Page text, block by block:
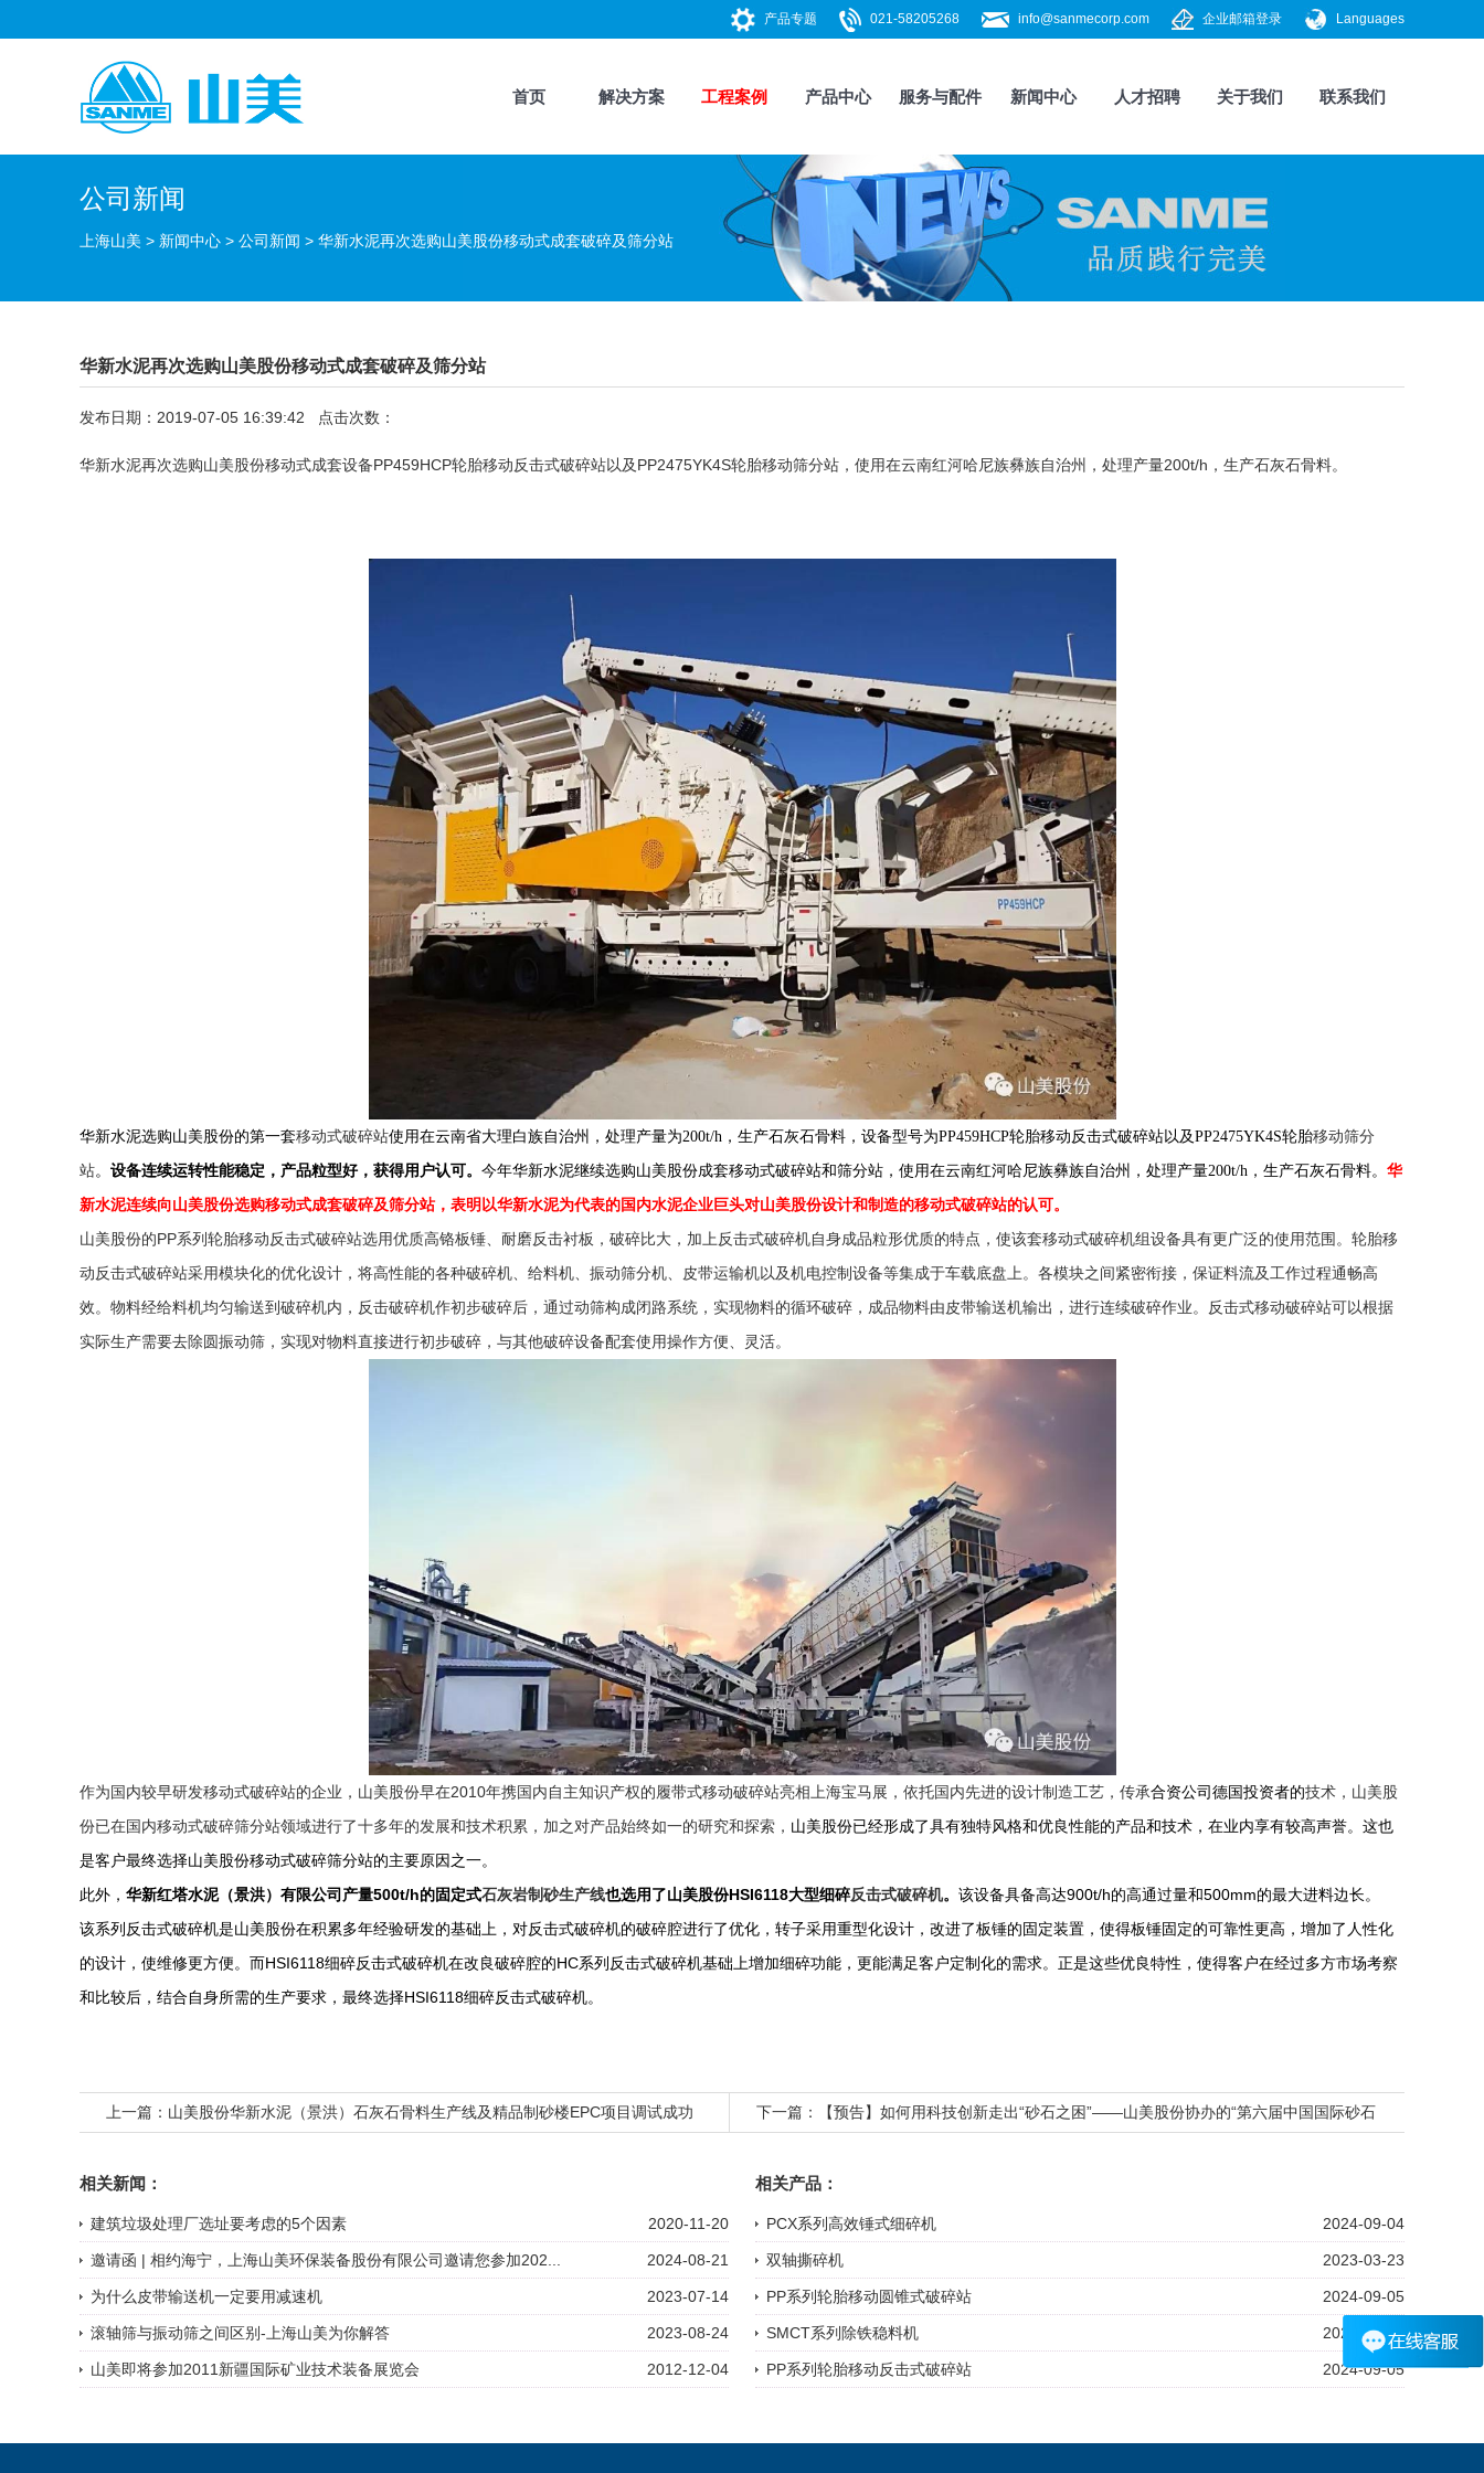
Languages
企业邮箱登录
info@sanmecorp.com
021-58205268
产品专题
首页 解决方案 工程案例 产品中心 服务与配件 新闻中心 人才招聘 关于我们 联系我们
公司新闻
上海山美 > 新闻中心 > 公司新闻 > 华新水泥再次选购山美股份移动式成套破碎及筛分站
华新水泥再次选购山美股份移动式成套破碎及筛分站
发布日期：2019-07-05 16:39:42 点击次数：
华新水泥再次选购山美股份移动式成套设备PP459HCP轮胎移动反击式破碎站以及PP2475YK4S轮胎移动筛分站 ，使用在云南红河哈尼族彝族自治州，处理产量200t/h，生产石灰石骨料。
华新水泥选购山美股份的第一套移动式破碎站使用在云南省大理白族自治州，处理产量为200t/h，生产石灰石骨料，设备型号为PP459HCP轮胎移动反击式破碎站以及PP2475YK4S轮胎移动筛分
站。 设备连续运转性能稳定，产品粒型好，获得用户认可。 今年华新水泥继续选购山美股份成套移动式破碎站和筛分站，使用在云南红河哈尼族彝族自治州 ，处理产量200t/h，生产石灰石骨料。 华
新水泥连续向山美股份选购移动式成套破碎及筛分站，表明以华新水泥为代表的国内水泥企业巨头对山美股份设计和制造的移动式破碎站的认可。
山美股份的PP系列轮胎移动反击式破碎站选用优质高铬板锤、耐磨反击衬板，破碎比大，加上反击式破碎机自身成品粒形优质的特点，使该套移动式破碎机组设备具有更广泛的使用范围。轮胎移
动反击式破碎站采用模块化的优化设计，将高性能的各种破碎机、 给料机、 振动筛分机、皮带运输机以及机电控制设备等集成于车载底盘上。各模块之间紧密衔接，保证料流及工作过程通畅高
效。物料经给料机均匀输送到破碎机内， 反击破碎机作初步破碎后，通过动筛构成闭路系统，实现物料的循环破碎，成品物料由 皮带输送机输出，进行连续破碎作业。反击式移动破碎站可以根据
实际生产需要去除圆振动筛 ，实现对物料直接进行初步破碎，与其他破碎设备配套使用操作方便、灵活。
作为国内较早研发移动式破碎站的企业，山美股份早在2010年携国内自主知识产权的 履带式移动破碎站亮相上海宝马展，依托国内先进的设计制造工艺，传承合资公司德国投资者的技术，山美股
份已在国内移动式破碎筛分站领域进行了十多年的发展和技术积累，加之对产品始终如一的研究和探索， 山美股份已经形成了具有独特风格和优良性能的产品和技术，在业内享有较高声誉。这也
是客户最终选择山美股份移动式破碎筛分站的主要原因之一。
此外， 华新红塔水泥（景洪）有限公司产量500t/h的固定式石灰岩制砂生产线也选用了山美股份HSI6118大型细碎反击式破碎机。 该设备具备高达900t/h的高通过量和500mm的最大进料边长。
该系列反击式破碎机是山美股份在积累多年经验研发的基础上，对反击式破碎机的破碎腔进行了优化，转子采用重型化设计，改进了板锤的固定装置，使得板锤固定的可靠性更高，增加了人性化
的设计，使维修更方便。而 HSI6118细碎反击式破碎机在改良破碎腔的HC系列反击式破碎机基础上增加细碎功能，更能满足客户定制化的需求。正是这些优良特性，使得客户在经过多方市场考察
和比较后，结合自身所需的生产要求，最终选择HSI6118细碎反击式破碎机。
上一篇： 山美股份华新水泥（景洪）石灰石骨料生产线及精品制砂楼EPC项目调试成功 下一篇： 【预告】如何用科技创新走出“砂石之困”——山美股份协办的“第六届中国国际砂石
相关新闻：
建筑垃圾处理厂选址要考虑的5个因素 2020-11-20
邀请函 | 相约海宁，上海山美环保装备股份有限公司邀请您参加202... 2024-08-21
为什么皮带输送机一定要用减速机 2023-07-14
滚轴筛与振动筛之间区别-上海山美为你解答 2023-08-24
山美即将参加2011新疆国际矿业技术装备展览会 2012-12-04
相关产品：
PCX系列高效锤式细碎机 2024-09-04
双轴撕碎机 2023-03-23
PP系列轮胎移动圆锥式破碎站 2024-09-05
SMCT系列除铁稳料机 2024-07-22
PP系列轮胎移动反击式破碎站 2024-09-05